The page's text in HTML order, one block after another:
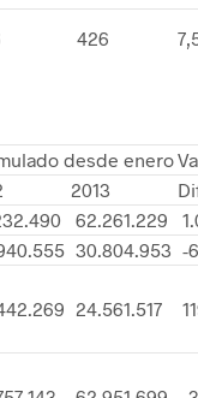
426
desde enero
2013
62.261.229
30.804.953 -
24.561.517